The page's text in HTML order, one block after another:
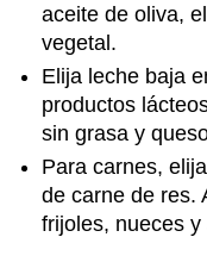
aceite de oliva,
vegetal.
Elija leche baja
productos
sin grasa y
Para carnes, elija
de carne de res.
frijoles, nueces y